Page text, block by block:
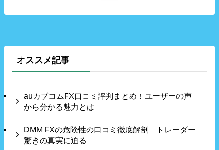
オススメ記事
auカブコムFX口コミ評判まとめ！ユーザーの声
から分かる魅力とは
DMM FXの危険性の口コミ徹底解剖 トレーダー
驚きの真実に迫る